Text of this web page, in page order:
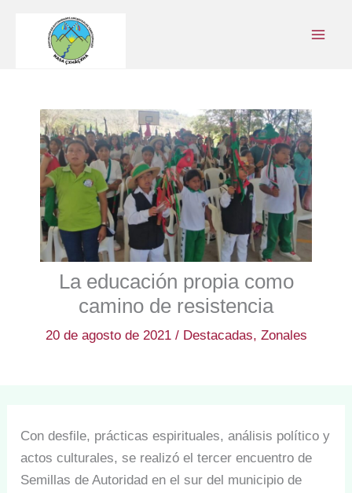
contenido
La educación propia como
camino de resistencia
20 de agosto de 2021 / Destacadas, Zonales
Con desfile, prácticas espirituales, análisis político y
actos culturales, se realizó el tercer encuentro de
Semillas de Autoridad en el sur del municipio de